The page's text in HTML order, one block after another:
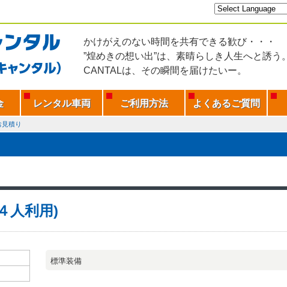
かけがえのない時間を共有できる歓び・・・
”煌めきの想い出”は、素晴らしき人生へと誘う。
CANTALは、その瞬間を届けたいー。
レンタル車両 ご利用方法 よくあるご質問
積り
人利用)
標準装備